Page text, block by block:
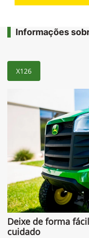
Informações
X126
Deixe de forma
cuidado